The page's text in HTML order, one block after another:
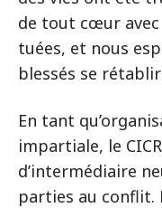
de tout cœur avec
tuées, et nous
blessés se
En tant
impartiale, le
d’intermédiaire
parties au conflit.